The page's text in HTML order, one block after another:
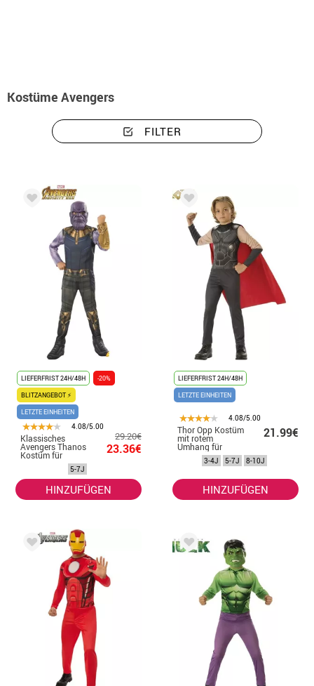
Kostüme Avengers
FILTER
LIEFERFRIST 24H/48H
-20%
BLITZANGEBOT ⚡
LETZTE EINHEITEN
4.08/5.00
Klassisches
Avengers Thanos
Kostüm für
29.20€
23.36€
5-7J
HINZUFÜGEN
LIEFERFRIST 24H/48H
LETZTE EINHEITEN
4.08/5.00
Thor Opp Kostüm
mit rotem
Umhang für
21.99€
3-4J 5-7J 8-10J
HINZUFÜGEN